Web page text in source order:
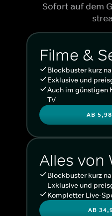
Sofort auf dem
Filme &
Blockbuster kurz
Exklusive und
Auch im günstigen
TV
AB
Alles von
Blockbuster kurz
Exklusive und
Kompletter Live-
AB